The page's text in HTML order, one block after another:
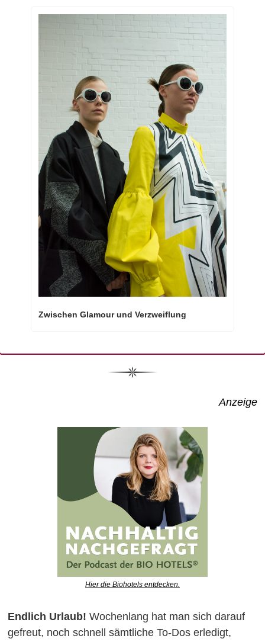
Zwischen Glamour und Verzweiflung
Anzeige
Hier die Biohotels entdecken.
Endlich Urlaub! Wochenlang hat man sich darauf
gefreut, noch schnell sämtliche To-Dos erledigt,